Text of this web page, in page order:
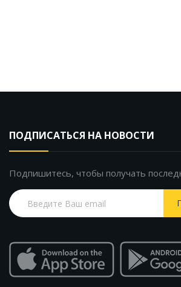
ПОДПИСАТЬСЯ НА НОВОСТИ
Подпишитесь, чтобы получать